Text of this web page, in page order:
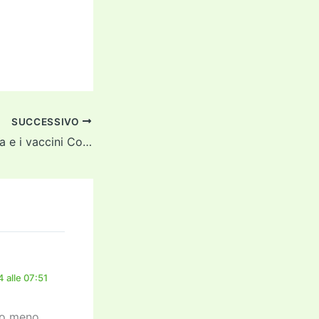
SUCCESSIVO
regione Lombardia e i vaccini Covid
alle 07:51